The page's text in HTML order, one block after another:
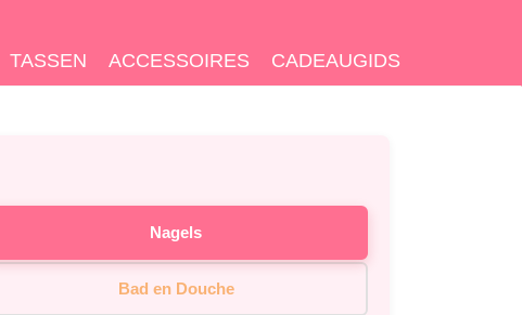
TASSEN ACCESSOIRES CADEAUGIDS
Nagels
Bad en Douche